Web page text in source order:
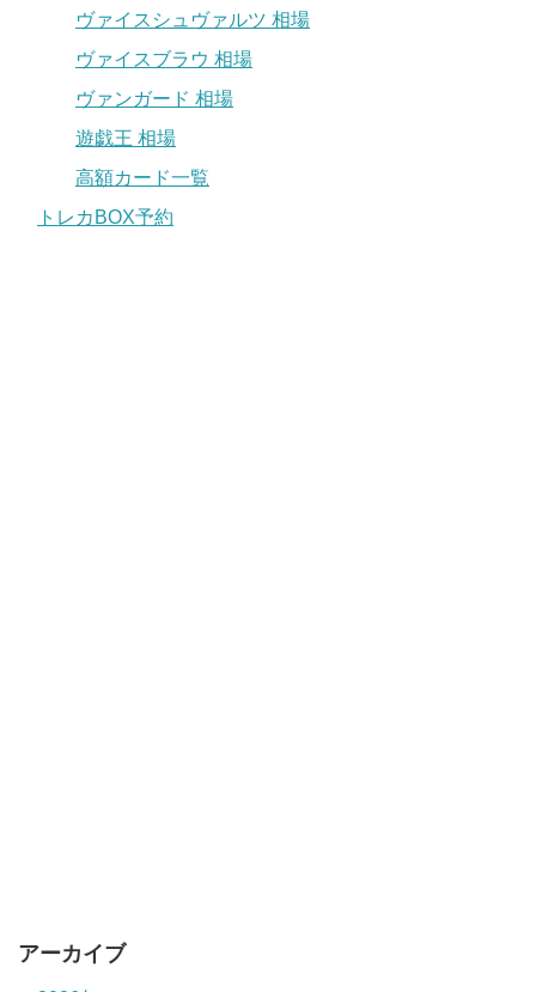
ヴァイスシュヴァルツ 相場
ヴァイスブラウ 相場
ヴァンガード 相場
遊戯王 相場
高額カード一覧
トレカBOX予約
アーカイブ